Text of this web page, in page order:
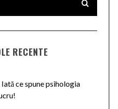
RECENTE
ce spune psihologia